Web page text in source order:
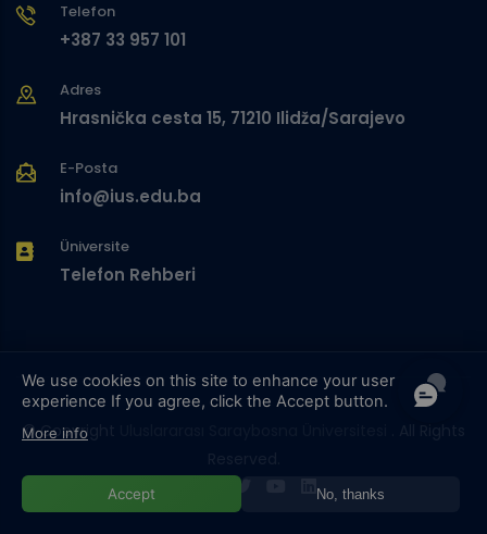
Telefon
+387 33 957 101
Adres
Hrasnička cesta 15, 71210 Ilidža/Sarajevo
E-Posta
info@ius.edu.ba
Üniversite
Telefon Rehberi
© Copyright
We use cookies on this site to enhance your user
experience If you agree, click the Accept button.
More info
Accept No, thanks